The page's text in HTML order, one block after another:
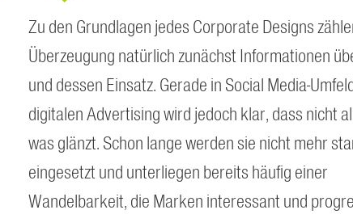
Zu den Grundlagen jedes Corporate Designs
Überzeugung natürlich zunächst Informationen
und dessen Einsatz. Gerade in Social Media-
digitalen Advertising wird jedoch klar, dass nicht
was glänzt. Schon lange werden sie nicht mehr
eingesetzt und unterliegen bereits häufig einer
Wandelbarkeit, die Marken interessant und